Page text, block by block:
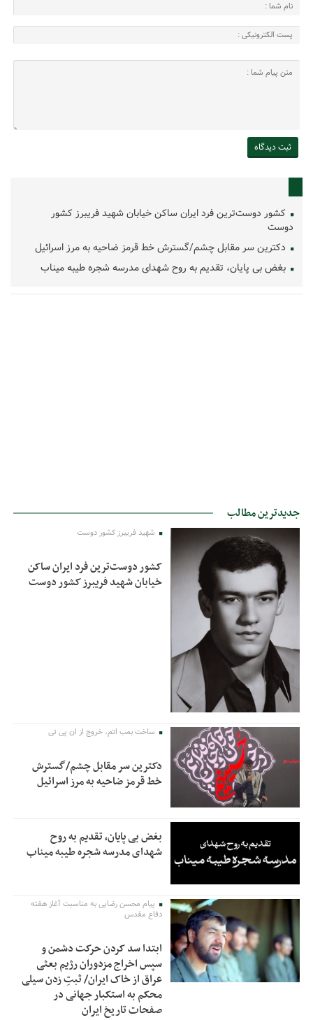
کشور دوست‌ترین فرد ایران ساکن خیابان شهید فریبرز کشور
دوست
دکترین سر مقابل چشم/گسترش خط قرمز ضاحیه به مرز اسرائیل
بغض بی پایان، تقدیم به روح شهدای مدرسه شجره طیبه میناب
جدیدترین مطالب
شهید فریبرز کشور دوست
کشور دوست‌ترین فرد ایران ساکن
خیابان شهید فریبرز کشور دوست
ساخت بمب اتم، خروج از ان پی تی
دکترین سر مقابل چشم/گسترش
خط قرمز ضاحیه به مرز اسرائیل
بغض بی پایان، تقدیم به روح
شهدای مدرسه شجره طیبه میناب
پیام محسن رضایی به مناسبت آغاز هفته
دفاع مقدس
ابتدا سد کردن حرکت دشمن و
سپس اخراج مزدوران رژیم بعثی
عراق از خاک ایران/ ثبتِ زدن سیلی
محکم به استکبار جهانی در
صفحات تاریخ ایران